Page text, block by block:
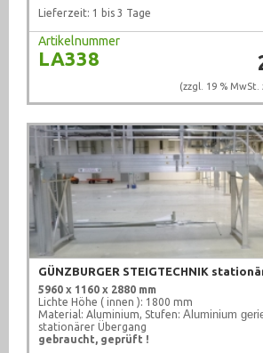
Lieferzeit: 1 bis 3 Tage
Artikelnummer
LA338
(zzgl. 19 % MwSt.
GÜNZBURGER STEIGTECHNIK
5960 x 1160 x 2880 mm
Lichte Höhe ( innen ): 1800 mm
Material: Aluminium, Stufen: Aluminium
stationärer Übergang
gebraucht, geprüft !